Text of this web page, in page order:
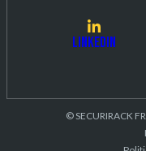
LinkedIn
© SECURIRACK